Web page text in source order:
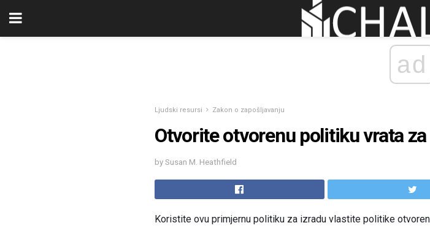
ad
Ljudski resursi Zakon o zapošljavanju
Otvorite otvorenu politiku vrata
by Susan M. Heathfield
Koristite ovu primjernu politiku za izradu vlastite politike